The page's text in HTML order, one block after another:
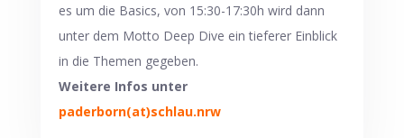
es um die Basics, von 15:30-17:30h wird dann
unter dem Motto Deep Dive ein tieferer Einblick
in die Themen gegeben.
Weitere Infos unter
paderborn(at)schlau.nrw